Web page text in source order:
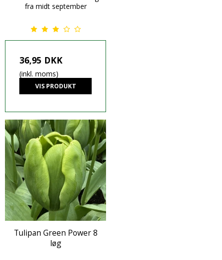
fra midt september
36,95 DKK
(inkl. moms)
VIS PRODUKT
Tulipan Green Power 8
løg